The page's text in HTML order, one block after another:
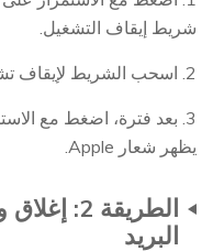
شريط إيقاف التشغيل.
2. اسحب الشريط لإيقاف تشغيل جهازك.
3. بعد فترة، اضغط مع
يظهر شعار Apple.
الطريقة
البريد